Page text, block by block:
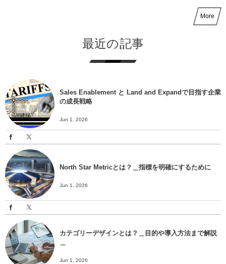
More
最近の記事
Sales Enablement と Land and Expandで目指す企業
の成長戦略
Jun 1, 2026
North Star Metricとは？＿指標を明確にするために
Jun 1, 2026
カテゴリーデザインとは？＿目的や導入方法まで解説
Jun 1, 2026